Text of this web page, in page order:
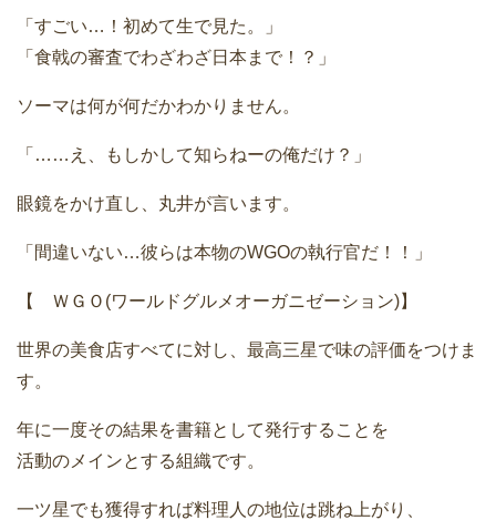
「すごい…！初めて生で見た。」
「食戟の審査でわざわざ日本まで！？」
ソーマは何が何だかわかりません。
「……え、もしかして知らねーの俺だけ？」
眼鏡をかけ直し、丸井が言います。
「間違いない…彼らは本物のWGOの執行官だ！！」
【 ＷＧＯ(ワールドグルメオーガニゼーション)】
世界の美食店すべてに対し、最高三星で味の評価をつけま
す。
年に一度その結果を書籍として発行することを
活動のメインとする組織です。
一ツ星でも獲得すれば料理人の地位は跳ね上がり、